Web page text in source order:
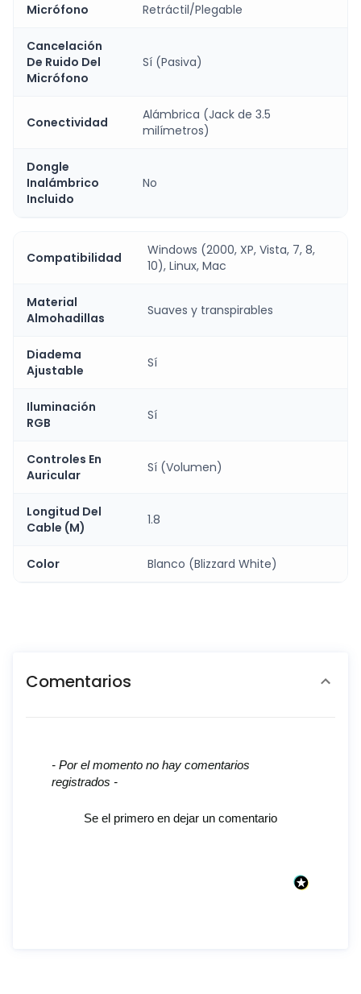
Micrófono Retráctil/Plegable
Cancelación
De Ruido Del
Micrófono
Sí (Pasiva)
Conectividad
Alámbrica (Jack de 3.5
milímetros)
Dongle
Inalámbrico
Incluido
No
Compatibilidad
Windows (2000, XP, Vista, 7, 8,
10), Linux, Mac
Material
Almohadillas
Suaves y transpirables
Diadema
Ajustable
Sí
Iluminación
RGB
Sí
Controles En
Auricular
Sí (Volumen)
Longitud Del
Cable (M)
1.8
Color Blanco (Blizzard White)
Comentarios
- Por el momento no hay comentarios
registrados -
Se el primero en dejar un comentario
New content loaded